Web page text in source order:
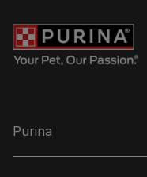
Purina